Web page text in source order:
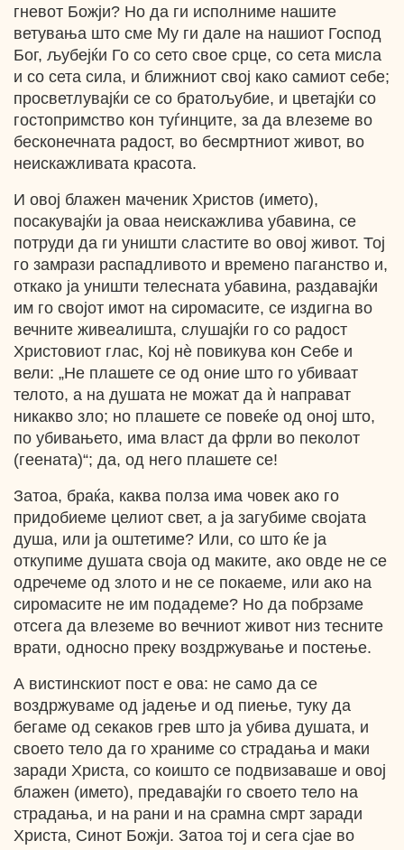
гневот Божји? Но да ги исполниме нашите
ветувања што сме Му ги дале на нашиот Господ
Бог, љубејќи Го со сето свое срце, со сета мисла
и со сета сила, и ближниот свој како самиот себе;
просветлувајќи се со братољубие, и цветајќи со
гостопримство кон туѓинците, за да влеземе во
бесконечната радост, во бесмртниот живот, во
неискажливата красота.
И овој блажен маченик Христов (името),
посакувајќи ја оваа неискажлива убавина, се
потруди да ги уништи сластите во овој живот. Тој
го замрази распадливото и времено паганство и,
откако ја уништи телесната убавина, раздавајќи
им го својот имот на сиромасите, се издигна во
вечните живеалишта, слушајќи го со радост
Христовиот глас, Кој нѐ повикува кон Себе и
вели: „Не плашете се од оние што го убиваат
телото, а на душата не можат да ѝ направат
никакво зло; но плашете се повеќе од оној што,
по убивањето, има власт да фрли во пеколот
(геената)“; да, од него плашете се!
Затоа, браќа, каква полза има човек ако го
придобиеме целиот свет, а ја загубиме својата
душа, или ја оштетиме? Или, со што ќе ја
откупиме душата своја од маките, ако овде не се
одречеме од злото и не се покаеме, или ако на
сиромасите не им подадеме? Но да побрзаме
отсега да влеземе во вечниот живот низ тесните
врати, односно преку воздржување и постење.
А вистинскиот пост е ова: не само да се
воздржуваме од јадење и од пиење, туку да
бегаме од секаков грев што ја убива душата, и
своето тело да го храниме со страдања и маки
заради Христа, со коишто се подвизаваше и овој
блажен (името), предавајќи го своето тело на
страдања, и на рани и на срамна смрт заради
Христа, Синот Божји. Затоа тој и сега сјае во